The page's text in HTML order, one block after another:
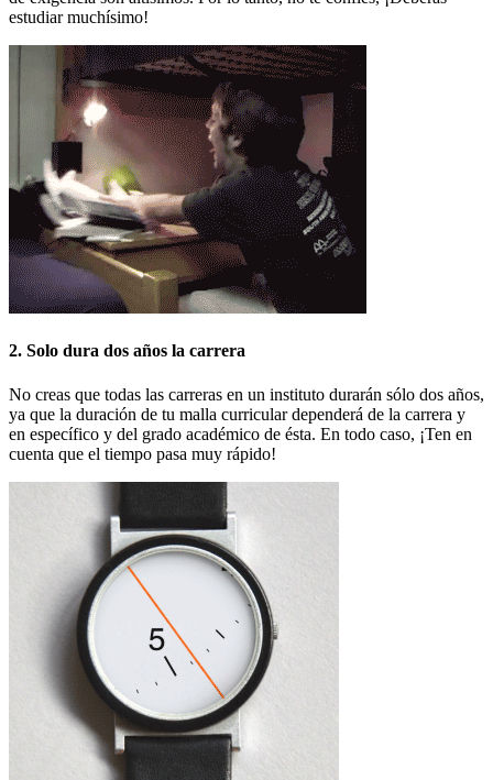
estudiar muchísimo!
2. Solo dura dos años la carrera
No creas que todas las carreras en un instituto durarán sólo dos años,
ya que la duración de tu malla curricular dependerá de la carrera y
en específico y del grado académico de ésta. En todo caso, ¡Ten en
cuenta que el tiempo pasa muy rápido!